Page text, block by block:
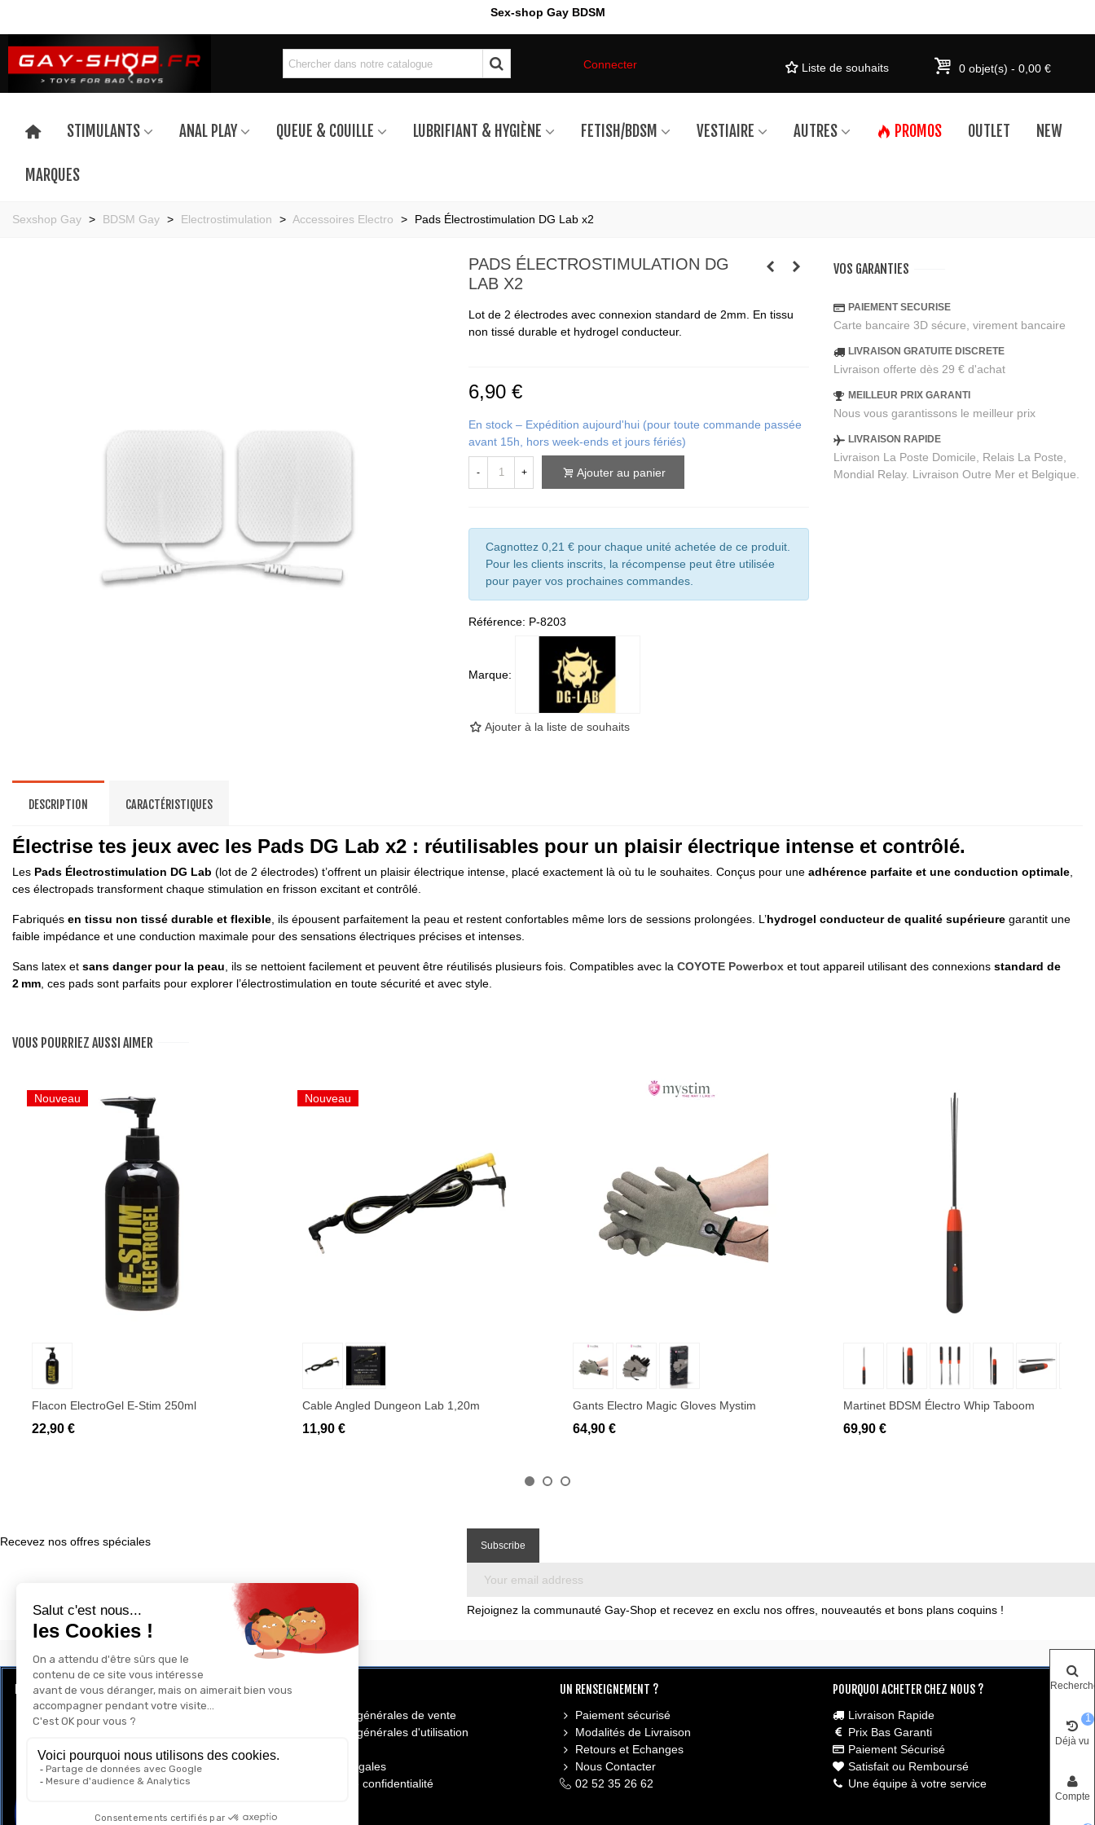
Sex-shop Gay BDSM
Connecter Liste de souhaits 0 objet(s) - 0,00 €
STIMULANTS ANAL PLAY QUEUE & COUILLE LUBRIFIANT & HYGIÈNE FETISH/BDSM VESTIAIRE AUTRES PROMOS OUTLET NEW
MARQUES
Sexshop Gay > BDSM Gay > Electrostimulation > Accessoires Electro > Pads Électrostimulation DG Lab x2
PADS ÉLECTROSTIMULATION DG
LAB X2
Lot de 2 électrodes avec connexion standard de 2mm. En tissu
non tissé durable et hydrogel conducteur.
6,90 €
En stock – Expédition aujourd'hui (pour toute commande passée
avant 15h, hors week-ends et jours fériés)
- + Ajouter au panier
Cagnottez 0,21 € pour chaque unité achetée de ce produit.
Pour les clients inscrits, la récompense peut être utilisée
pour payer vos prochaines commandes.
Référence: P-8203
Marque:
Ajouter à la liste de souhaits
VOS GARANTIES
PAIEMENT SECURISE
Carte bancaire 3D sécure, virement bancaire
LIVRAISON GRATUITE DISCRETE
Livraison offerte dès 29 € d'achat
MEILLEUR PRIX GARANTI
Nous vous garantissons le meilleur prix
LIVRAISON RAPIDE
Livraison La Poste Domicile, Relais La Poste,
Mondial Relay. Livraison Outre Mer et Belgique.
DESCRIPTION CARACTÉRISTIQUES
Électrise tes jeux avec les Pads DG Lab x2 : réutilisables pour un plaisir électrique intense et contrôlé.
Les Pads Électrostimulation DG Lab (lot de 2 électrodes) t’offrent un plaisir électrique intense, placé exactement là où tu le souhaites. Conçus pour une adhérence parfaite et une conduction optimale
ces électropads transforment chaque stimulation en frisson excitant et contrôlé.
Fabriqués en tissu non tissé durable et flexible , ils épousent parfaitement la peau et restent confortables même lors de sessions prolongées. L’hydrogel conducteur de qualité supérieure garantit une
faible impédance et une conduction maximale pour des sensations électriques précises et intenses.
Sans latex et sans danger pour la peau , ils se nettoient facilement et peuvent être réutilisés plusieurs fois. Compatibles avec la COYOTE Powerbox et tout appareil utilisant des connexions standard de
2 mm , ces pads sont parfaits pour explorer l’électrostimulation en toute sécurité et avec style.
VOUS POURRIEZ AUSSI AIMER
Nouveau
Flacon ElectroGel E-Stim 250ml
22,90 €
Nouveau
Ajouter au panier
Cable Angled Dungeon Lab 1,20m
11,90 €
Ajouter au panier
Gants Electro Magic Gloves Mystim
64,90 €
Ajouter au panier
Martinet BDSM Électro Whip Taboom
69,90 €
Recevez nos offres spéciales
Rejoignez la communauté Gay-Shop et recevez en exclu nos offres, nouveautés et bons plans coquins !
LE CLUB RÉCOMPENSE ET PRIVILÈGE
Programme de Fidélité
GAY-SHOP
Conditions générales de vente
Conditions générales d'utilisation
Mentions légales
Politique de confidentialité
UN RENSEIGNEMENT ?
Paiement sécurisé
Modalités de Livraison
Retours et Echanges
Nous Contacter
02 52 35 26 62
POURQUOI ACHETER CHEZ NOUS ?
Livraison Rapide
Prix Bas Garanti
Paiement Sécurisé
Satisfait ou Remboursé
Une équipe à votre service
Déjà vu
1
Compte